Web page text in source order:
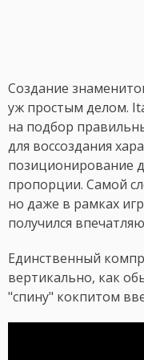
Создание
уж простым делом.
на подбор
для воссоздания
позиционирование
пропорции. Самой
но даже в рамках
получился
Единственный
вертикально, как
"спину" кокпитом